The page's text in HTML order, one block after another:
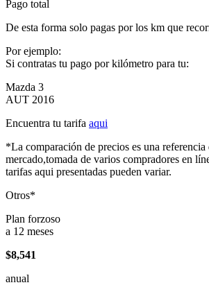
Pago total
De esta forma solo pagas por los km que
Por ejemplo:
Si contratas tu pago por kilómetro para tu:
Mazda 3
AUT 2016
Encuentra tu tarifa aqui
*La comparación de precios es una referencia
mercado,tomada de varios compradores en
tarifas aqui presentadas pueden variar.
Otros*
Plan forzoso
a 12 meses
$8,541
anual